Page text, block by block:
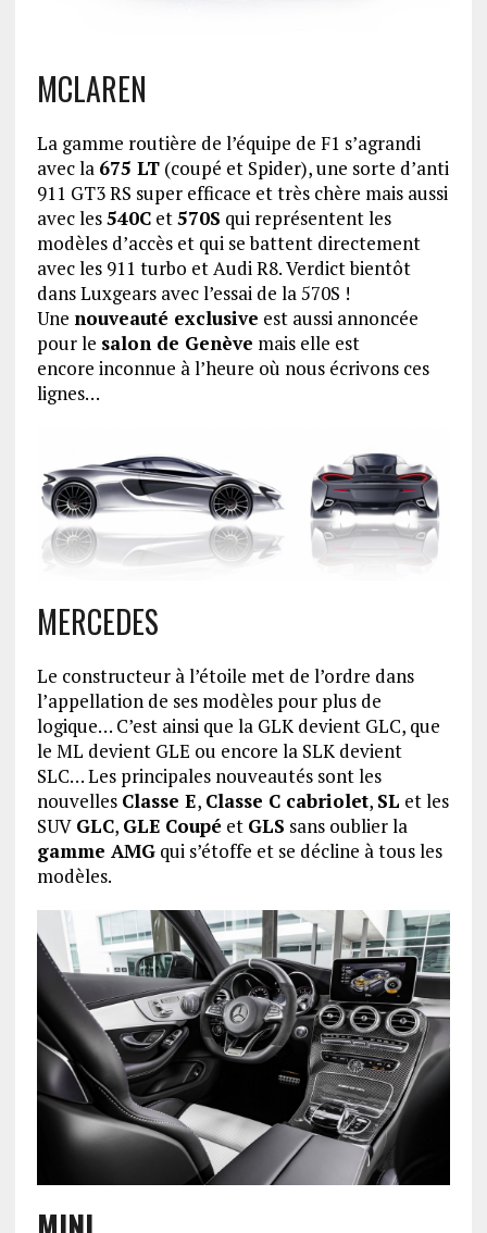
MCLAREN
La gamme routière de l’équipe de F1 s’agrandi
avec la 675 LT(coupé et Spider), une sorte d’anti
911 GT3 RS super efficace et très chère mais aussi
avec les540Cet570S qui représentent les
modèles d’accès et qui se battent directement
avec les 911 turbo et Audi R8. Verdict bientôt
dans Luxgears avec l’essai de la 570S !
Une nouveauté exclusive est aussi annoncée
pour le salon de Genève mais elle est
encore inconnue à l’heure où nous écrivons ces
lignes…
MERCEDES
Le constructeur à l’étoile met de l’ordre dans
l’appellation de ses modèles pour plus de
logique… C’est ainsi que la GLK devient GLC, que
le ML devient GLE ou encore la SLK devient
SLC… Les principales nouveautés sont les
nouvelles Classe E, Classe C cabriolet, SL et les
SUV GLC, GLE Coupéet GLS sans oublier la
gamme AMGqui s’étoffe et se décline à tous les
modèles.